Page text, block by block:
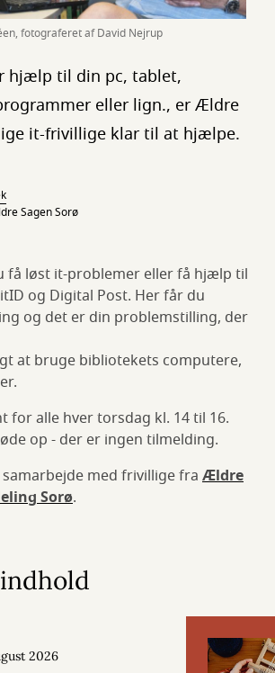
fotograferet af David Nejrup
hjælp til din pc, tablet,
eller lign., er Ældre
it-frivillige klar til at hjælpe.
Sagen Sorø
få løst it-problemer eller få hjælp til
og Digital Post. Her får du
og det er din problemstilling, der
at bruge bibliotekets computere,
for alle hver torsdag kl. 14 til 16.
op - der er ingen tilmelding.
med frivillige fra Ældre
Sorø.
2026